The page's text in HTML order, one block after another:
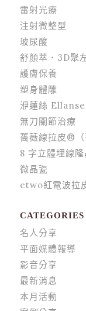
雷射光療
注射微整型
玻尿酸
舒顏萃．3D聚
護膚保養
塑身體雕
洢蓮絲 Ellanse
無刀關節治療
薔薇線拉皮®（
8 字立體埋線隆
微晶瓷
etwo紅電波拉
CATEGORIES
名人分享
平面媒體報導
影音分享
最新消息
本月活動